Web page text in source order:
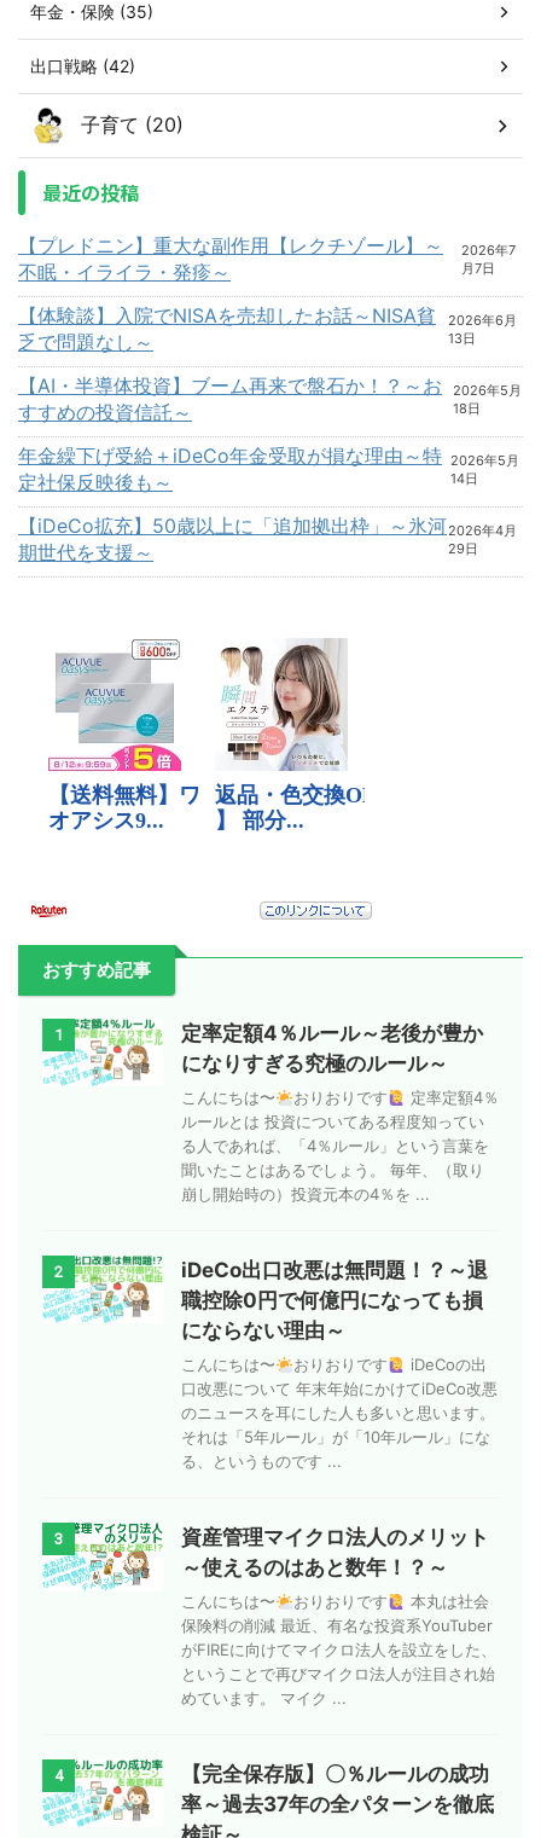
年金・保険 (35)
出口戦略 (42)
子育て (20)
最近の投稿
【プレドニン】重大な副作用【レクチゾール】～
不眠・イライラ・発疹～
2026年7
月7日
【体験談】入院でNISAを売却したお話～NISA貧
乏で問題なし～
2026年6月
13日
【AI・半導体投資】ブーム再来で盤石か！？～お
すすめの投資信託～
2026年5月
18日
年金繰下げ受給＋iDeCo年金受取が損な理由～特
定社保反映後も～
2026年5月
14日
【iDeCo拡充】50歳以上に「追加拠出枠」～氷河
期世代を支援～
2026年4月
29日
おすすめ記事
1
定率定額4％ルール～老後が豊か
になりすぎる究極のルール～
こんにちは〜 おりおりです
定率定額4％
ルールとは 投資についてある程度知ってい
る人であれば、「4％ルール」という言葉を
聞いたことはあるでしょう。 毎年、（取り
崩し開始時の）投資元本の4％を ...
2
iDeCo出口改悪は無問題！？～退
職控除0円で何億円になっても損
にならない理由～
こんにちは〜 おりおりです
iDeCoの出
口改悪について 年末年始にかけてiDeCo改悪
のニュースを耳にした人も多いと思います。
それは「5年ルール」が「10年ルール」にな
る、というものです ...
3
資産管理マイクロ法人のメリット
～使えるのはあと数年！？～
こんにちは〜 おりおりです
本丸は社会
保険料の削減 最近、有名な投資系YouTuber
がFIREに向けてマイクロ法人を設立をした、
ということで再びマイクロ法人が注目され始
めています。 マイク ...
4
【完全保存版】〇％ルールの成功
率～過去37年の全パターンを徹底